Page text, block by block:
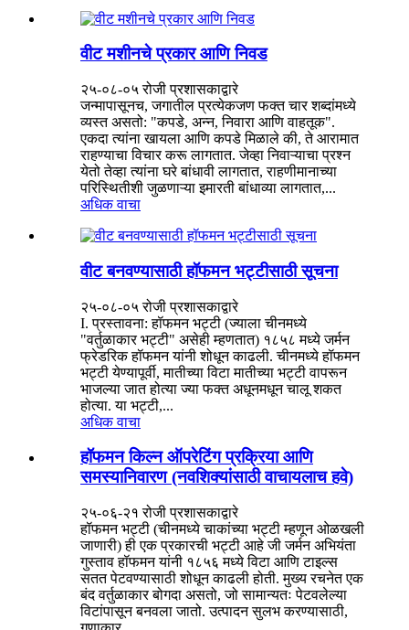
वीट मशीनचे प्रकार आणि निवड
२५-०८-०५ रोजी प्रशासकाद्वारे
जन्मापासूनच, जगातील प्रत्येकजण फक्त चार शब्दांमध्ये
व्यस्त असतो: "कपडे, अन्न, निवारा आणि वाहतूक".
एकदा त्यांना खायला आणि कपडे मिळाले की, ते आरामात
राहण्याचा विचार करू लागतात. जेव्हा निवाऱ्याचा प्रश्न
येतो तेव्हा त्यांना घरे बांधावी लागतात, राहणीमानाच्या
परिस्थितीशी जुळणाऱ्या इमारती बांधाव्या लागतात,...
अधिक वाचा
वीट बनवण्यासाठी हॉफमन भट्टीसाठी सूचना
२५-०८-०५ रोजी प्रशासकाद्वारे
I. प्रस्तावना: हॉफमन भट्टी (ज्याला चीनमध्ये
"वर्तुळाकार भट्टी" असेही म्हणतात) १८५८ मध्ये जर्मन
फ्रेडरिक हॉफमन यांनी शोधून काढली. चीनमध्ये हॉफमन
भट्टी येण्यापूर्वी, मातीच्या विटा मातीच्या भट्टी वापरून
भाजल्या जात होत्या ज्या फक्त अधूनमधून चालू शकत
होत्या. या भट्टी,...
अधिक वाचा
हॉफमन किल्न ऑपरेटिंग प्रक्रिया आणि
समस्यानिवारण (नवशिक्यांसाठी वाचायलाच हवे)
२५-०६-२१ रोजी प्रशासकाद्वारे
हॉफमन भट्टी (चीनमध्ये चाकांच्या भट्टी म्हणून ओळखली
जाणारी) ही एक प्रकारची भट्टी आहे जी जर्मन अभियंता
गुस्ताव हॉफमन यांनी १८५६ मध्ये विटा आणि टाइल्स
सतत पेटवण्यासाठी शोधून काढली होती. मुख्य रचनेत एक
बंद वर्तुळाकार बोगदा असतो, जो सामान्यतः पेटवलेल्या
विटांपासून बनवला जातो. उत्पादन सुलभ करण्यासाठी,